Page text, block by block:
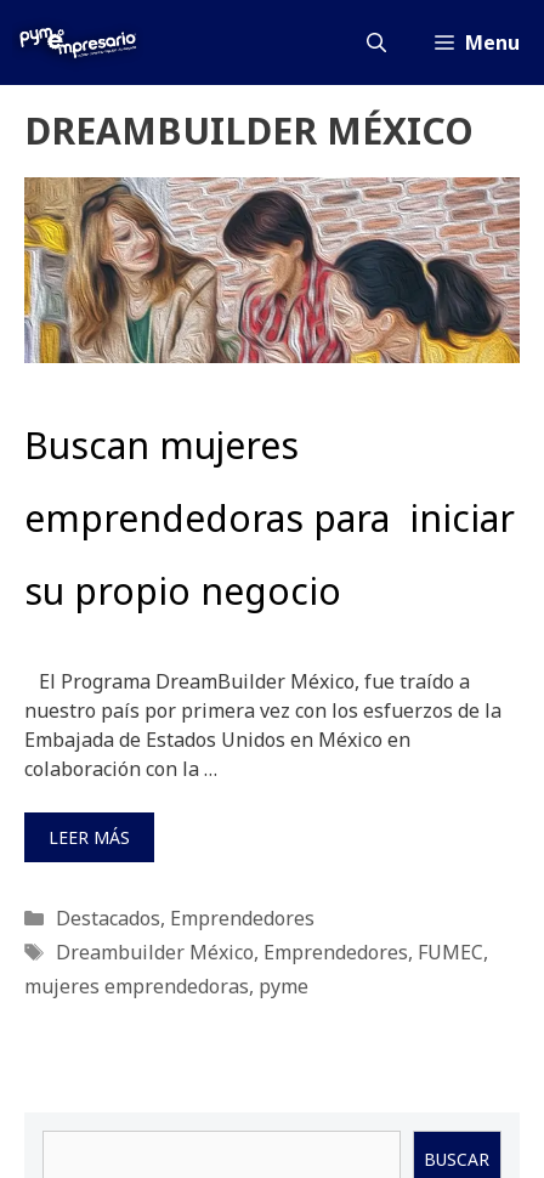
Menu
DREAMBUILDER MÉXICO
Buscan mujeres
emprendedoras para iniciar
su propio negocio
El Programa DreamBuilder México, fue traído a
nuestro país por primera vez con los esfuerzos de la
Embajada de Estados Unidos en México en
colaboración con la …
LEER MÁS
Categorías
Destacados, Emprendedores
Etiquetas
Dreambuilder México, Emprendedores, FUMEC,
mujeres emprendedoras, pyme
BUSCAR